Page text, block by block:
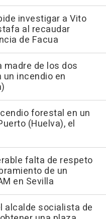
investigar a Vito
al recaudar
de Facua
madre de los dos
incendio en
forestal en un
(Huelva), el
falta de respeto
de un
en Sevilla
alcalde socialista de